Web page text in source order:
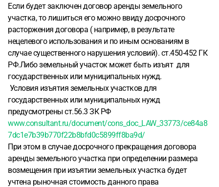
Если будет заключен договор аренды земельного
участка, то лишиться его можно ввиду досрочного
расторжения договора ( например, в результате
нецелевого использования и по иным основаниям в
случае существенного нарушения условий). ст.450-452 ГК
РФ.Либо земельный участок может быть изъят для
государственных или муниципальных нужд.
Условия изъятия земельных участков для
государственных или муниципальных нужд
предусмотрены ст.56.3 ЗК РФ
www.consultant.ru/document/cons_doc_LAW_33773/ce84a8
7dc1e7b39b770f22b8bfd0c5899ff8ba9d/
При этом в случае досрочного прекращения договора
аренды земельного участка при определении размера
возмещения при изъятии земельных участка будет
учтена рыночная стоимость данного права